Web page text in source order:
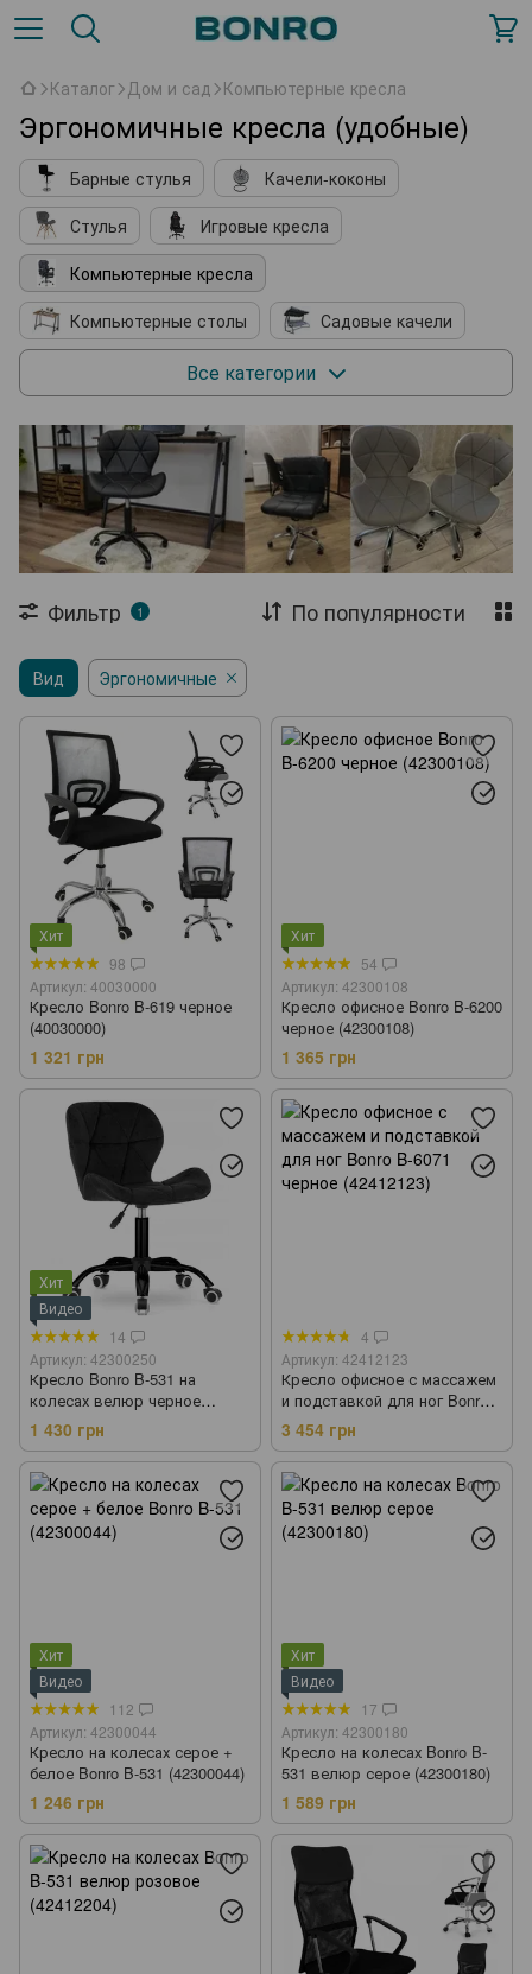
Каталог Дом и сад Компьютерные кресла
Эргономичные кресла (удобные)
Барные стулья
Качели-коконы
Стулья
Игровые кресла
Компьютерные кресла
Компьютерные столы
Садовые качели
Кухонные принадлежности
Подставки для обуви
Комплектующие к мебели
Садовые павильони
Садовые зонты
Шезлонги
Складная мебель
Столы
Журнальные столы
Сушилки для одежды
Теплицы и парники
Агроткань
Все категории
Фильтр 1 По популярности
Вид Эргономичные
Хит
98
Артикул: 40030000
Кресло Bonro B-619 черное
(40030000)
1 321 грн
Хит
54
Артикул: 42300108
Кресло офисное Bonro B-6200
черное (42300108)
1 365 грн
Хит
Видео
14
Артикул: 42300250
Кресло Bonro B-531 на
колесах велюр черное
(черное основание)
(42300250)
1 430 грн
4
Артикул: 42412123
Кресло офисное с массажем
и подставкой для ног Bonro
B-6071 черное (42412123)
3 454 грн
Хит
Видео
112
Артикул: 42300044
Кресло на колесах серое +
белое Bonro B-531 (42300044)
1 246 грн
Хит
Видео
17
Артикул: 42300180
Кресло на колесах Bonro B-
531 велюр серое (42300180)
1 589 грн